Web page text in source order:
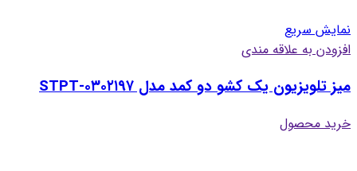
نمایش سریع
افزودن به علاقه مندی
میز تلویزیون یک کشو دو کمد مدل STPT-۰۳۰۲۱۹۷
خرید محصول